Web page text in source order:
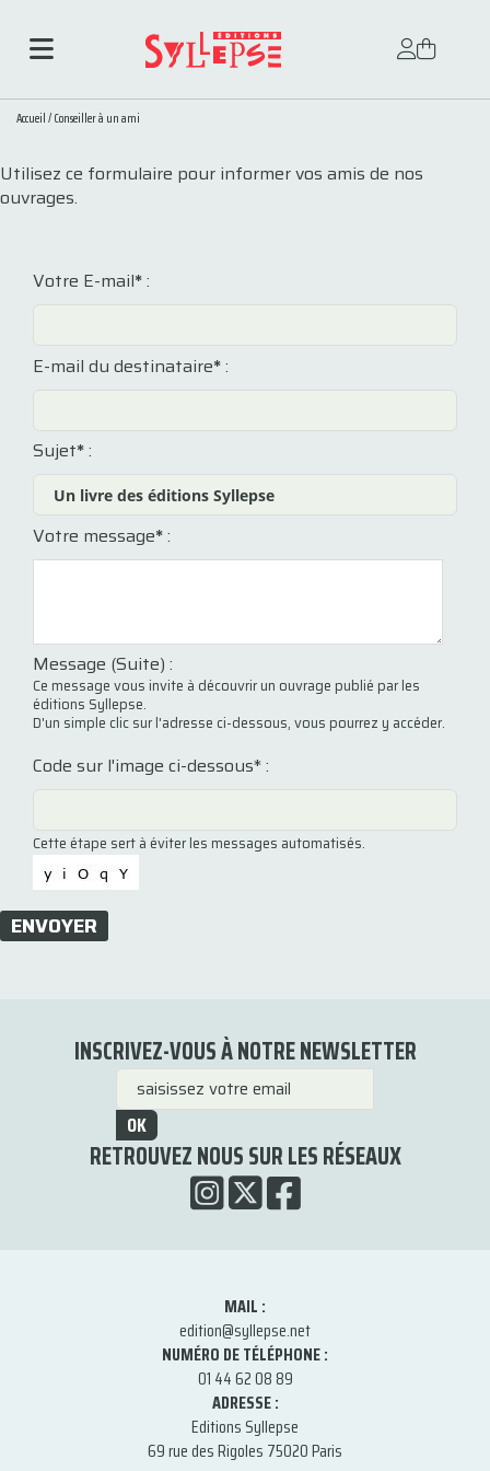
Accueil/Conseiller à un ami
Utilisez ce formulaire pour informer vos amis de nos
ouvrages.
Votre E-mail*:
E-mail du destinataire*:
Sujet*:
Votre message*:
Message (Suite) :
Ce message vous invite à découvrir un ouvrage publié par les
éditions Syllepse.
D'un simple clic sur l'adresse ci-dessous, vous pourrez y accéder.
Code sur l'image ci-dessous* :
Cette étape sert à éviter les messages automatisés.
ENVOYER
INSCRIVEZ-VOUS À NOTRE NEWSLETTER
OK
RETROUVEZ NOUS SUR LES RÉSEAUX
MAIL :
edition@syllepse.net
NUMÉRO DE TÉLÉPHONE :
01 44 62 08 89
ADRESSE :
Editions Syllepse
69 rue des Rigoles 75020 Paris